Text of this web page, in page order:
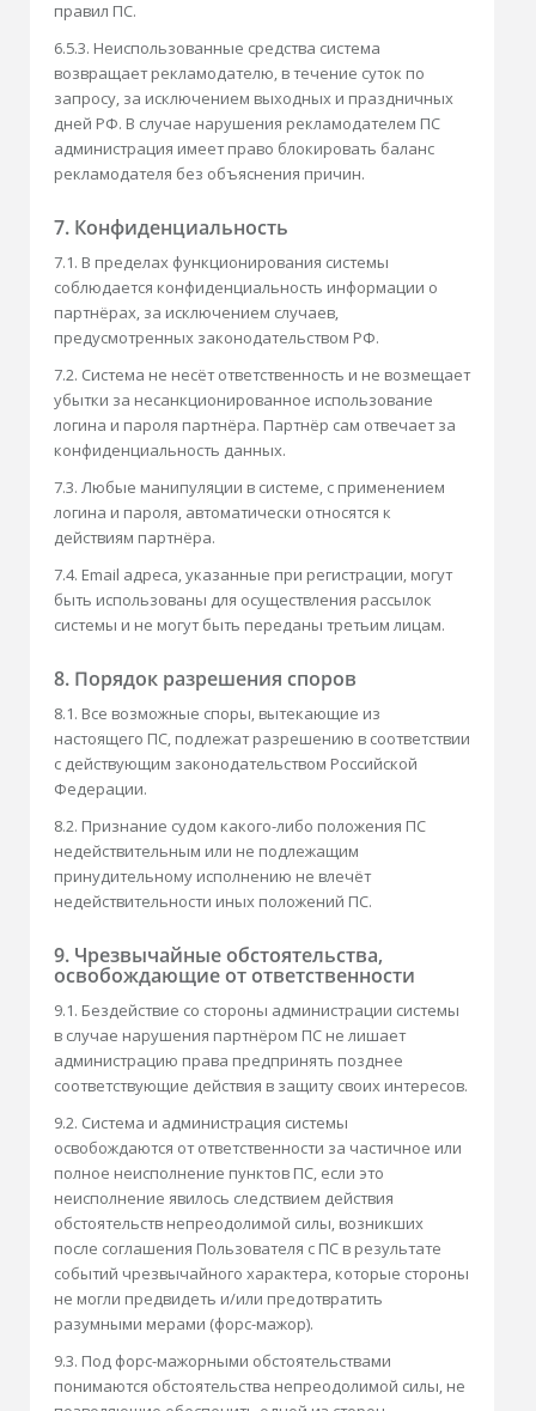
правил ПС.
6.5.3. Неиспользованные средства система
возвращает рекламодателю, в течение суток по
запросу, за исключением выходных и праздничных
дней РФ. В случае нарушения рекламодателем ПС
администрация имеет право блокировать баланс
рекламодателя без объяснения причин.
7. Конфиденциальность
7.1. В пределах функционирования системы
соблюдается конфиденциальность информации о
партнёрах, за исключением случаев,
предусмотренных законодательством РФ.
7.2. Система не несёт ответственность и не возмещает
убытки за несанкционированное использование
логина и пароля партнёра. Партнёр сам отвечает за
конфиденциальность данных.
7.3. Любые манипуляции в системе, с применением
логина и пароля, автоматически относятся к
действиям партнёра.
7.4. Email адреса, указанные при регистрации, могут
быть использованы для осуществления рассылок
системы и не могут быть переданы третьим лицам.
8. Порядок разрешения споров
8.1. Все возможные споры, вытекающие из
настоящего ПС, подлежат разрешению в соответствии
с действующим законодательством Российской
Федерации.
8.2. Признание судом какого-либо положения ПС
недействительным или не подлежащим
принудительному исполнению не влечёт
недействительности иных положений ПС.
9. Чрезвычайные обстоятельства,
освобождающие от ответственности
9.1. Бездействие со стороны администрации системы
в случае нарушения партнёром ПС не лишает
администрацию права предпринять позднее
соответствующие действия в защиту своих интересов.
9.2. Система и администрация системы
освобождаются от ответственности за частичное или
полное неисполнение пунктов ПС, если это
неисполнение явилось следствием действия
обстоятельств непреодолимой силы, возникших
после соглашения Пользователя с ПС в результате
событий чрезвычайного характера, которые стороны
не могли предвидеть и/или предотвратить
разумными мерами (форс-мажор).
9.3. Под форс-мажорными обстоятельствами
понимаются обстоятельства непреодолимой силы, не